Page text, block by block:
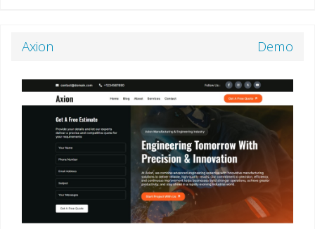
Axion Demo